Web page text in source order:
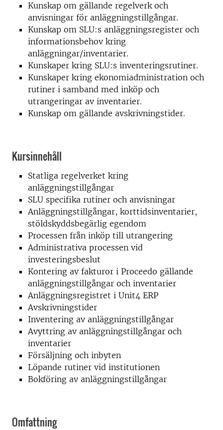
Kunskap om gällande regelverk och
anvisningar för anläggningstillgångar.
Kunskap om SLU:s anläggningsregister och
informationsbehov kring
anläggningar/inventarier.
Kunskaper kring SLU:s inventeringsrutiner.
Kunskaper kring ekonomiadministration och
rutiner i samband med inköp och
utrangeringar av inventarier.
Kunskap om gällande avskrivningstider.
Kursinnehåll
Statliga regelverket kring
anläggningstillgångar
SLU specifika rutiner och anvisningar
Anläggningstillgångar, korttidsinventarier,
stöldskyddsbegärlig egendom
Processen från inköp till utrangering
Administrativa processen vid
investeringsbeslut
Kontering av fakturor i Proceedo gällande
anläggningstillgångar och inventarier
Anläggningsregistret i Unit4 ERP
Avskrivningstider
Inventering av anläggningstillgångar
Avyttring av anläggningstillgångar och
inventarier
Försäljning och inbyten
Löpande rutiner vid institutionen
Bokföring av anläggningstillgångar
Omfattning